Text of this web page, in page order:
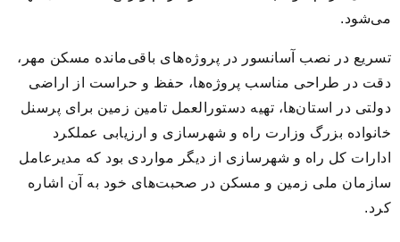
می‌شود.
تسریع در نصب آسانسور در پروژه‌های باقی‌مانده مسکن مهر،
دقت در طراحی مناسب پروژه‌ها، حفظ و حراست از اراضی
دولتی در استان‌ها، تهیه دستورالعمل تامین زمین برای پرسنل
خانواده بزرگ وزارت راه و شهرسازی و ارزیابی عملکرد
ادارات کل راه و شهرسازی از دیگر مواردی بود که مدیرعامل
سازمان ملی زمین و مسکن در صحبت‌های خود به آن اشاره
کرد.